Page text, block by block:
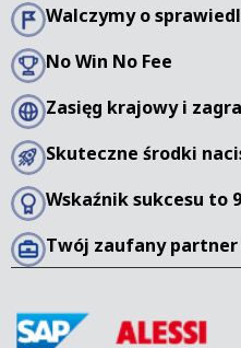
Walczymy o
No Win No Fee
Zasięg krajowy i
Skuteczne środki
Wskaźnik sukcesu to
Twój zaufany partner